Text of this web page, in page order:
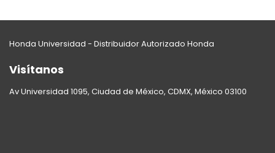
Honda Universidad - Distribuidor Autorizado Honda
Visítanos
Av Universidad 1095, Ciudad de México, CDMX, México 03100